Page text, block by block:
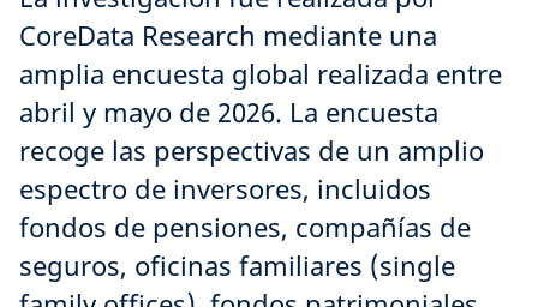
mercados
emergentes
Fuente: Encuesta Global Investor Insights de
Schroders 2026.
Explora este tema con más detalle
Se espera que aumente la demanda de estructuras
evergreen
CoreData Research mediante una
amplia encuesta global realizada entre
abril y mayo de 2026. La encuesta
recoge las perspectivas de un amplio
espectro de inversores, incluidos
fondos de pensiones, compañías de
seguros, oficinas familiares (single